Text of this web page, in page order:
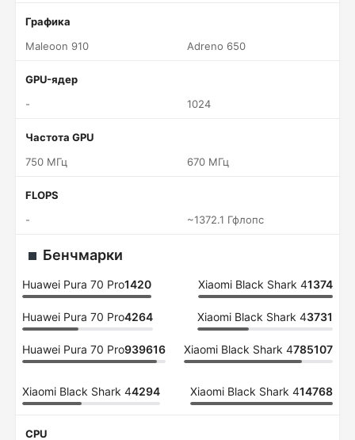
Графика
Maleoon 910
Adreno 650
GPU-ядер
-
1024
Частота GPU
750 МГц
670 МГц
FLOPS
-
~1372.1 Гфлопс
Бенчмарки
Huawei Pura 70 Pro1420 Xiaomi Black Shark 41374
Huawei Pura 70 Pro4264 Xiaomi Black Shark 43731
Huawei Pura 70 Pro939616 Xiaomi Black Shark 4785107
Xiaomi Black Shark 44294 Xiaomi Black Shark 414768
CPU